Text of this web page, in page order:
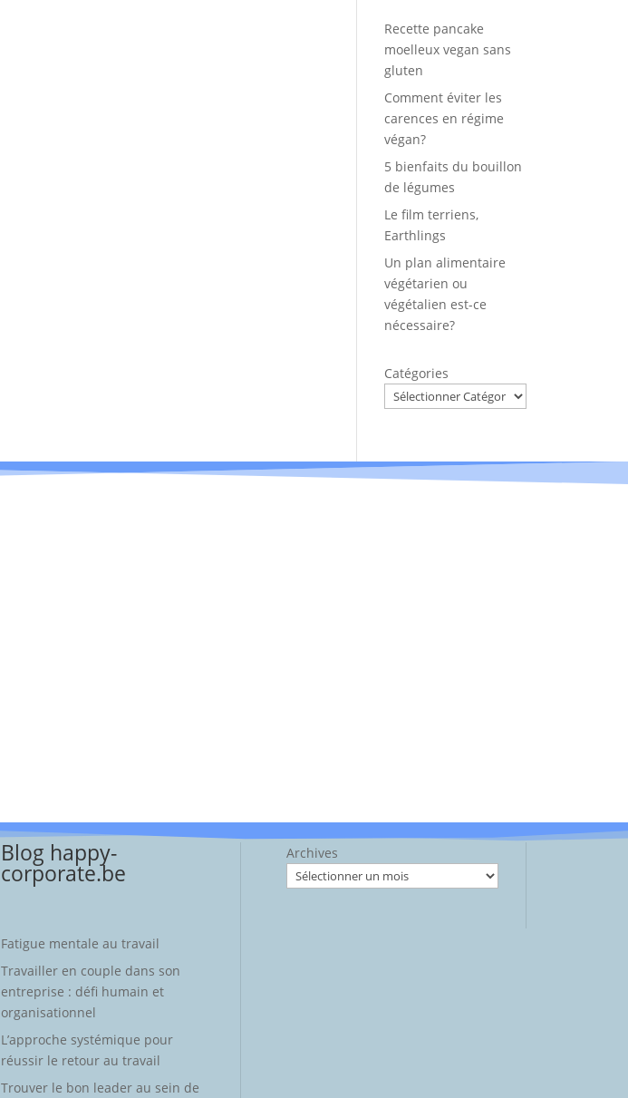
Recette pancake
moelleux vegan sans
gluten
Comment éviter les
carences en régime
végan?
5 bienfaits du bouillon
de légumes
Le film terriens,
Earthlings
Un plan alimentaire
végétarien ou
végétalien est-ce
nécessaire?
Catégories
Blog happy-
corporate.be
Fatigue mentale au travail
Travailler en couple dans son
entreprise : défi humain et
organisationnel
L’approche systémique pour
réussir le retour au travail
Trouver le bon leader au sein de
Archives